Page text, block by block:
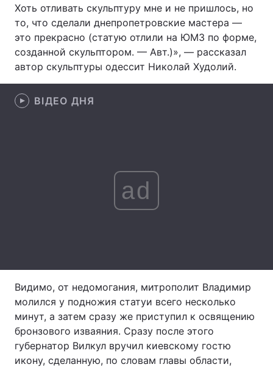
Зброя Інциденти
Здоров'я Туризм
Цікавинки Погода
Екологія
Думки
Вакансії
Хоть отливать скульптуру мне и не пришлось, но
то, что сделали днепропетровские мастера —
это прекрасно (статую отлили на ЮМЗ по форме,
созданной скульптором. — Авт.)», — рассказал
автор скульптуры одессит Николай Худолий.
ВІДЕО ДНЯ
ad
Видимо, от недомогания, митрополит Владимир
молился у подножия статуи всего несколько
минут, а затем сразу же приступил к освящению
бронзового изваяния. Сразу после этого
губернатор Вилкул вручил киевскому гостю
икону, сделанную, по словам главы области,